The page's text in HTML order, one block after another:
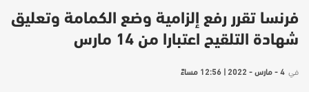
فرنسا تقرر رفع إلزامية وضع الكمامة وتعليق
شهادة التلقيح اعتبارا من 14 مارس
في 4 - مارس - 2022 | 12:56 مساءً